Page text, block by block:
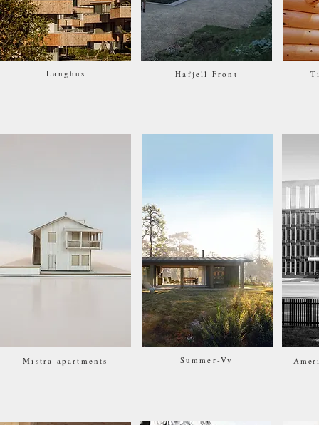
Langhus Hafjell Front
Mistra apartments Summer-Vy